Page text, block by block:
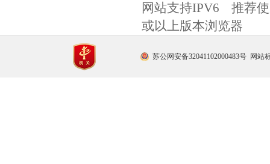
网站支持IPV6 推荐使
或以上版本浏览器
苏公网安备32041102000483号 网站